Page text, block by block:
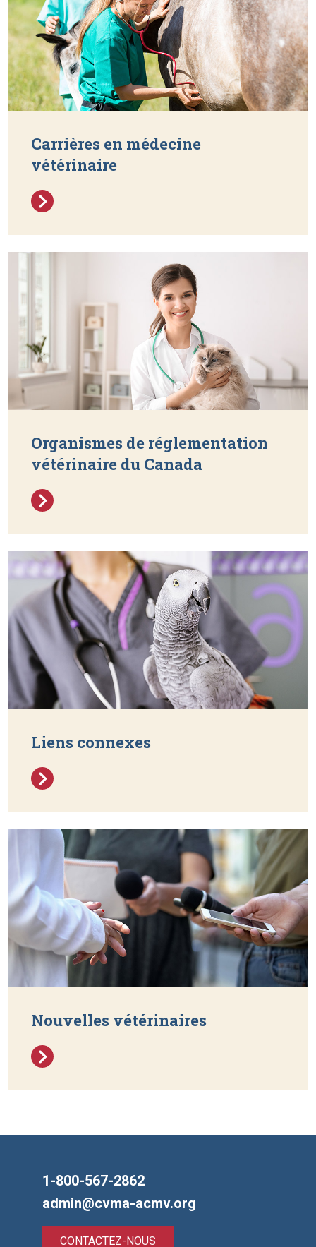
Carrières en médecine
vétérinaire
Organismes de réglementation
vétérinaire du Canada
Liens connexes
Nouvelles vétérinaires
1-800-567-2862
admin@cvma-acmv.org
CONTACTEZ-NOUS